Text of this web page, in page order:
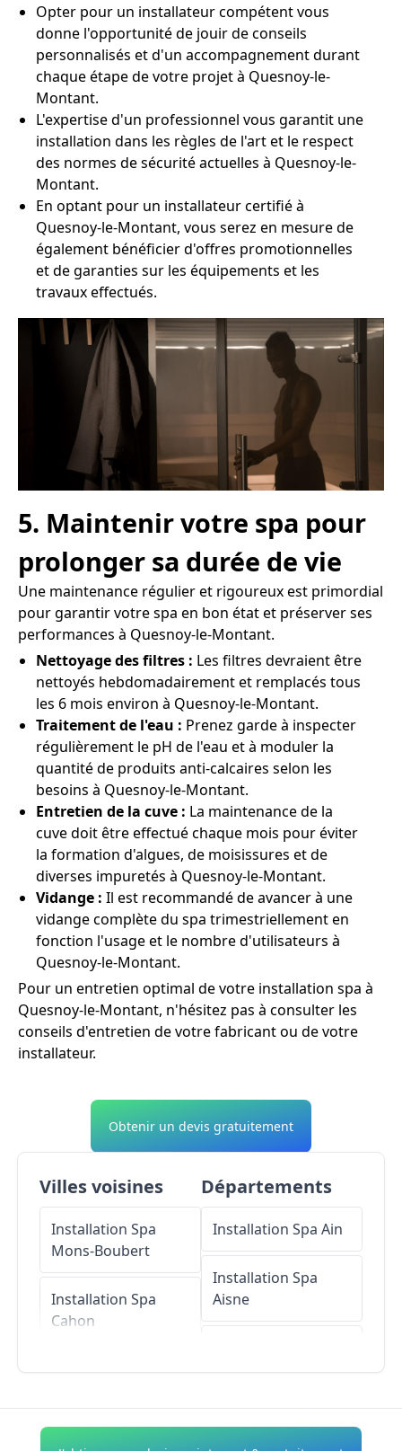
Opter pour un installateur compétent vous
donne l'opportunité de jouir de conseils
personnalisés et d'un accompagnement durant
chaque étape de votre projet à Quesnoy-le-
Montant.
L'expertise d'un professionnel vous garantit une
installation dans les règles de l'art et le respect
des normes de sécurité actuelles à Quesnoy-le-
Montant.
En optant pour un installateur certifié à
Quesnoy-le-Montant, vous serez en mesure de
également bénéficier d'offres promotionnelles
et de garanties sur les équipements et les
travaux effectués.
5. Maintenir votre spa pour
prolonger sa durée de vie
Une maintenance régulier et rigoureux est primordial
pour garantir votre spa en bon état et préserver ses
performances à Quesnoy-le-Montant.
Nettoyage des filtres : Les filtres devraient être
nettoyés hebdomadairement et remplacés tous
les 6 mois environ à Quesnoy-le-Montant.
Traitement de l'eau : Prenez garde à inspecter
régulièrement le pH de l'eau et à moduler la
quantité de produits anti-calcaires selon les
besoins à Quesnoy-le-Montant.
Entretien de la cuve : La maintenance de la
cuve doit être effectué chaque mois pour éviter
la formation d'algues, de moisissures et de
diverses impuretés à Quesnoy-le-Montant.
Vidange : Il est recommandé de avancer à une
vidange complète du spa trimestriellement en
fonction l'usage et le nombre d'utilisateurs à
Quesnoy-le-Montant.
Pour un entretien optimal de votre installation spa à
Quesnoy-le-Montant, n'hésitez pas à consulter les
conseils d'entretien de votre fabricant ou de votre
installateur.
Obtenir un devis gratuitement
Villes voisines
Installation Spa
Mons-Boubert
Installation Spa
Cahon
Installation Spa
Départements
Installation Spa Ain
Installation Spa
Aisne
Allier